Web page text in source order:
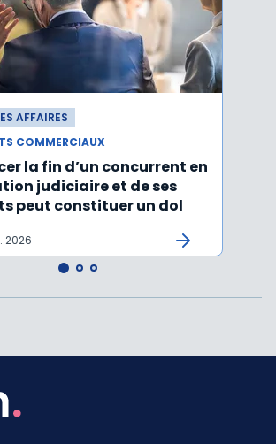
AFFAIRES
COMMERCIAUX
la fin d’un concurrent en
judiciaire et de ses
peut constituer un dol
2026